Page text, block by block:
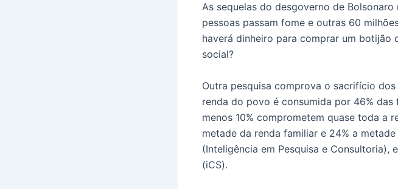
As sequelas do desgoverno de
pessoas passam fome e outras 60
haverá dinheiro para comprar um
social?
Outra pesquisa comprova o sacrifício
renda do povo é consumida por 46%
menos 10% comprometem quase toda a
metade da renda familiar e 24% a
(Inteligência em Pesquisa e Consultoria),
(iCS).